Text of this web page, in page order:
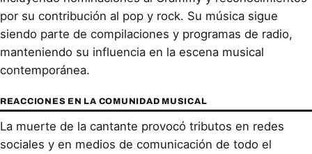
por su contribución al pop y rock. Su música sigue
siendo parte de compilaciones y programas de radio,
manteniendo su influencia en la escena musical
contemporánea.
REACCIONES EN LA COMUNIDAD MUSICAL
La muerte de la cantante provocó tributos en redes
sociales y en medios de comunicación de todo el